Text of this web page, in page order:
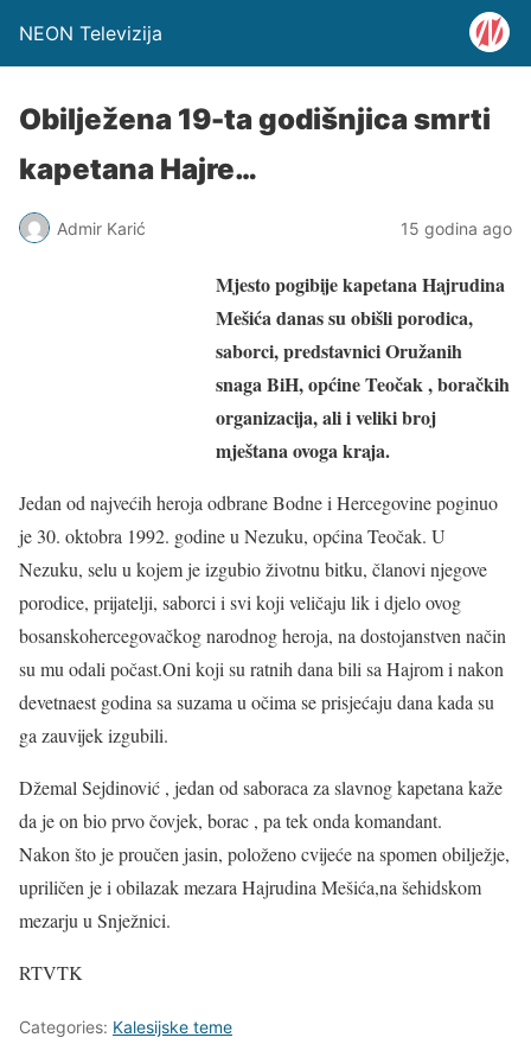
NEON Televizija
Obilježena 19-ta godišnjica smrti
kapetana Hajre…
Admir Karić 15 godina ago
Mjesto pogibije kapetana Hajrudina
Mešića danas su obišli porodica,
saborci, predstavnici Oružanih
snaga BiH, općine Teočak , boračkih
organizacija, ali i veliki broj
mještana ovoga kraja.
Jedan od najvećih heroja odbrane Bodne i Hercegovine poginuo
je 30. oktobra 1992. godine u Nezuku, općina Teočak. U
Nezuku, selu u kojem je izgubio životnu bitku, članovi njegove
porodice, prijatelji, saborci i svi koji veličaju lik i djelo ovog
bosanskohercegovačkog narodnog heroja, na dostojanstven način
su mu odali počast.Oni koji su ratnih dana bili sa Hajrom i nakon
devetnaest godina sa suzama u očima se prisjećaju dana kada su
ga zauvijek izgubili.
Džemal Sejdinović , jedan od saboraca za slavnog kapetana kaže
da je on bio prvo čovjek, borac , pa tek onda komandant.
Nakon što je proučen jasin, položeno cvijeće na spomen obilježje,
upriličen je i obilazak mezara Hajrudina Mešića,na šehidskom
mezarju u Snježnici.
RTVTK
Categories: Kalesijske teme